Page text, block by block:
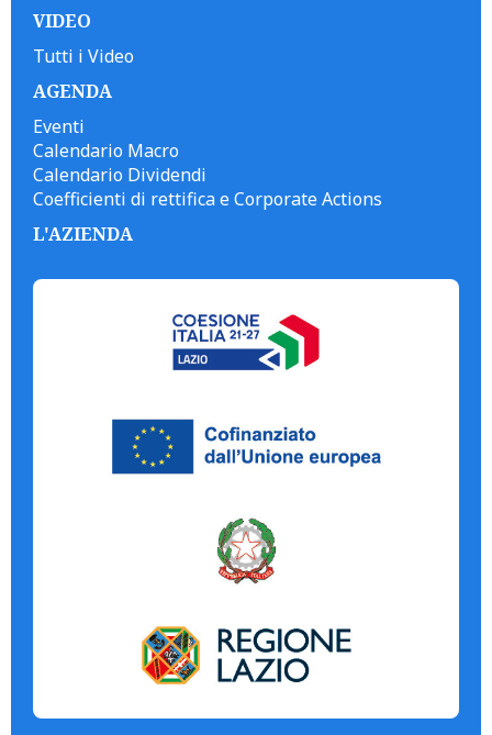
VIDEO
Tutti i Video
AGENDA
Eventi
Calendario Macro
Calendario Dividendi
Coefficienti di rettifica e Corporate Actions
L'AZIENDA